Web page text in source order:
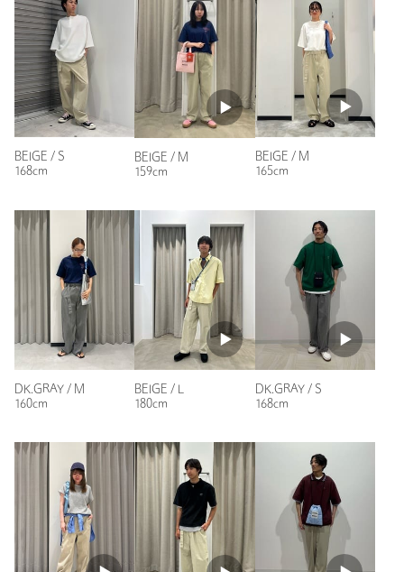
裾上げ
対象商品
裾上げ前の仕上げはステッチ（タ
タキ）です
裾上げについて
タイプ
カテゴリー パンツ | その他パンツ
素材 コットン100％
洗濯表示 洗濯機洗い可 洗濯表示について
中国製
商品番号 4254-6-000027
年代：～10代
身長：173cm
普段の着用サイズ：
参考になった
投稿日： 2026年7月18日
購入サイズ：L
購入カラー：BEIGE
購入商品のサイズ感：
ちょうどよい
以前に色違いのグレーを購入していたので、サイズ感やシルエ
ットなどわかっていましたが、とてもこのパンツが履きやすく
て、シルエットもちょうど良いワイドなので、明るめのベージ
ュは春夏で使えそうだと思い追加購入しました。
性別：
男性
普段の着用サイズ： L
参考になった
BEIGE / S
168cm
BEIGE / M
159cm
BEIGE / M
165cm
DK.GRAY / M
160cm
BEIGE / L
180cm
DK.GRAY / S
168cm